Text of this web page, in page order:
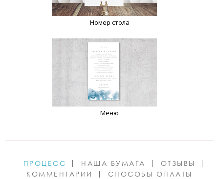
Номер стола
Меню
ПРОЦЕСС НАША БУМАГА
ОТЗЫВЫ
КОММЕНТАРИИ
СПОСОБЫ ОПЛАТЫ